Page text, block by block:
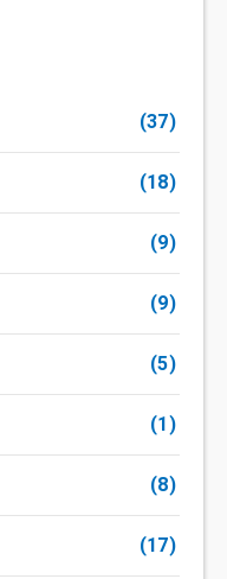
(37)
(18)
(9)
(9)
(5)
(1)
(8)
(17)